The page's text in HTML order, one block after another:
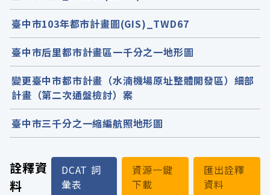
詮釋資
料
DCAT 詞
彙表
資源一鍵
下載
匯出詮釋
資料
臺中市103年都市計畫圖(GIS)_TWD67
臺中市后里都市計畫區一千分之一地形圖
變更臺中市都市計畫（水湳機場原址整體開發區）細部
計畫（第二次通盤檢討）案
臺中市三千分之一縮編航照地形圖